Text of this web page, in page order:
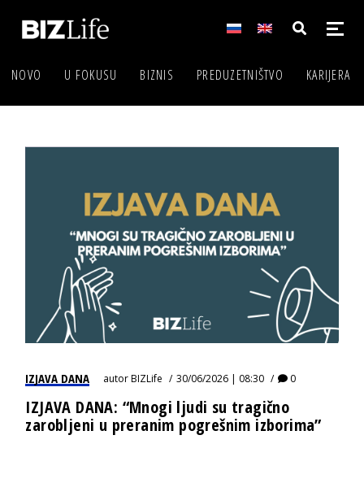
NOVO U FOKUSU BIZNIS PREDUZETNIŠTVO KARIJERA
IZJAVA DANA autorBIZLife 30/06/2026 | 08:30 0
IZJAVA DANA: “Mnogi ljudi su tragično
zarobljeni u preranim pogrešnim izborima”